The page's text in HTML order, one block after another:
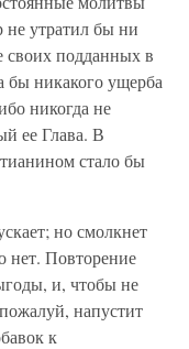
утратил бы ни
своих подданных в
бы никакого ущерба
никогда не
ее Глава. В
стало бы
но смолкнет
нет. Повторение
и, чтобы не
напустит
к